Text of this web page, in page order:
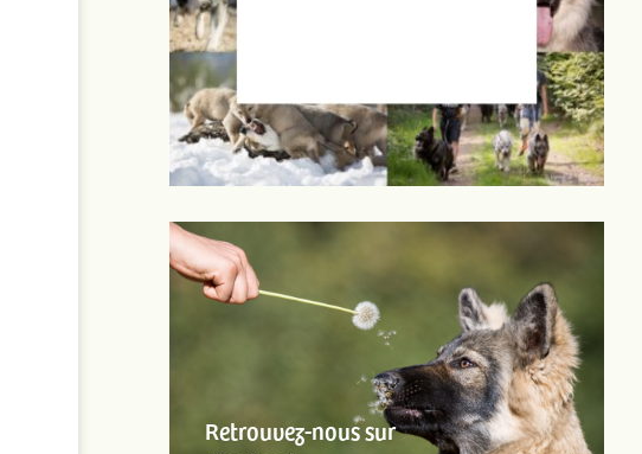
Retrouvez-nous sur